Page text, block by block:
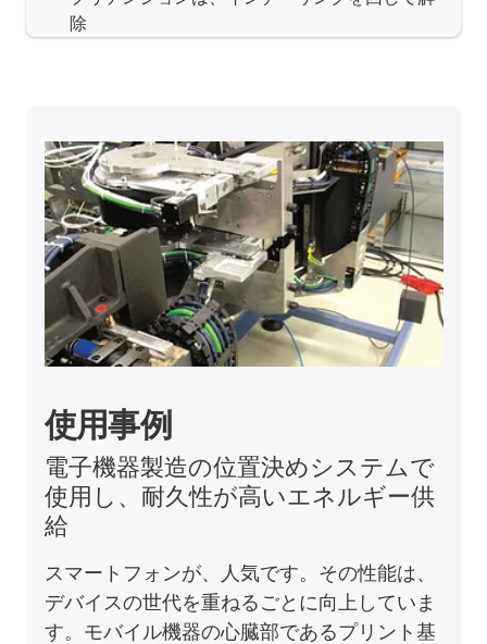
除
使用事例
電子機器製造の位置決めシステムで
使用し、耐久性が高いエネルギー供
給
スマートフォンが、人気です。その性能は、
デバイスの世代を重ねるごとに向上していま
す。モバイル機器の心臓部であるプリント基